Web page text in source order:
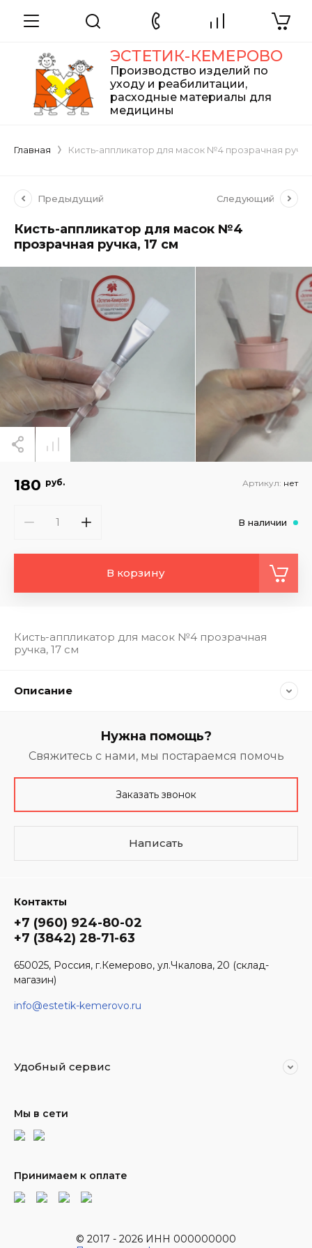
ЭСТЕТИК-КЕМЕРОВО
Производство изделий по
уходу и реабилитации,
расходные материалы для
медицины
Главная Кисть-аппликатор для масок №4 прозрачная
Предыдущий Следующий
Кисть-аппликатор для масок №4
прозрачная ручка, 17 см
Кисть-аппликатор для масок №4 прозрачная
ручка, 17 см
180 руб. Артикул: нет
В наличии
В корзину
Описание
Нужна помощь?
Свяжитесь с нами, мы постараемся помочь
Заказать звонок
Написать
Контакты
+7 (960) 924-80-02
+7 (3842) 28-71-63
650025, Россия, г.Кемерово, ул.Чкалова, 20 (склад-
магазин)
info@estetik-kemerovo.ru
Удобный сервис
Мы в сети
Принимаем к оплате
© 2017 - 2026 ИНН 000000000